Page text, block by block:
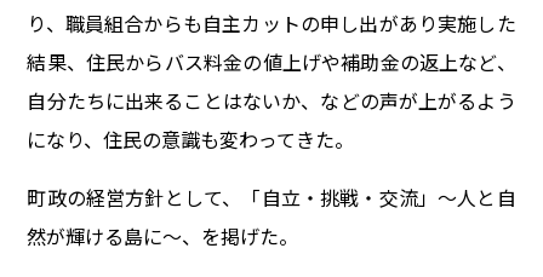
り、職員組合からも自主カットの申し出があり実施した
結果、住民からバス料金の値上げや補助金の返上など、
自分たちに出来ることはないか、などの声が上がるよう
になり、住民の意識も変わってきた。
町政の経営方針として、「自立・挑戦・交流」～人と自
然が輝ける島に～、を掲げた。